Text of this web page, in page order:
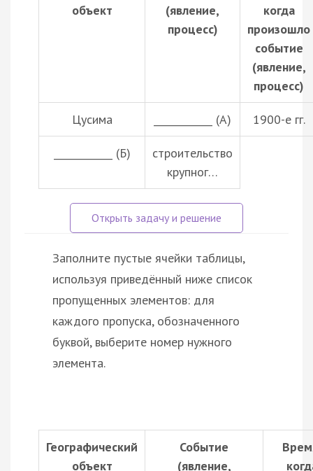
объект
(явление,
процесс)
когда
произошло
событие
(явление,
процесс)
Цусима ____________ (А) 1900-е гг.
____________ (Б)
строительство
крупног…
Заполните пустые ячейки таблицы,
используя приведённый ниже список
пропущенных элементов: для
каждого пропуска, обозначенного
буквой, выберите номер нужного
элемента.
Географический
объект
Событие
(явление,